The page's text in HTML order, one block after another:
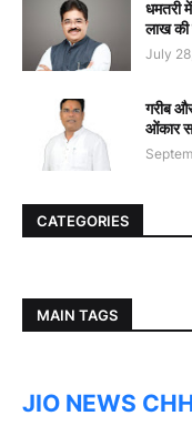
धमतरी
लाख की
July
गरीब
ओंकार
CATEGORIES
MAIN TAGS
JIO NEWS